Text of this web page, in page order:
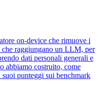
on-device che rimuove i
raggiungano un LLM, per
dati personali generali e
abbiamo costruito, come
punteggi sui benchmark